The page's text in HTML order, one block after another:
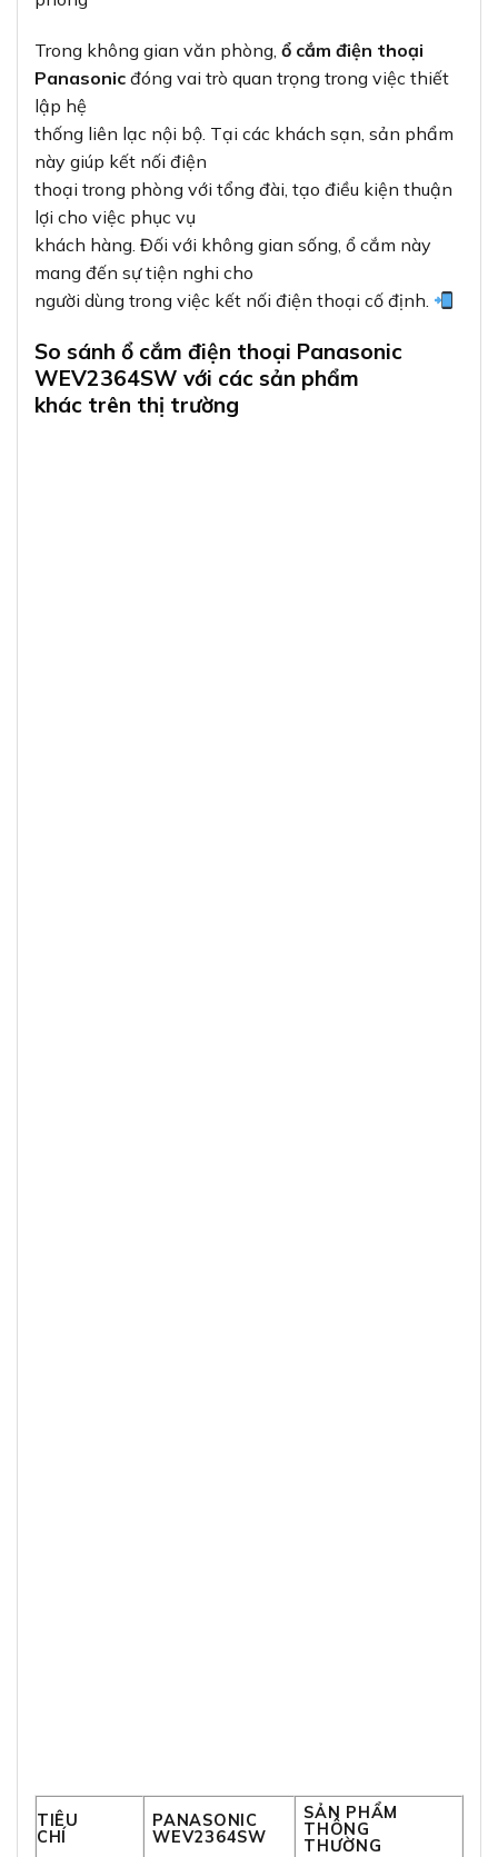
Trong không gian văn phòng, ổ cắm điện thoại
Panasonic đóng vai trò quan trọng trong việc thiết
lập hệ
thống liên lạc nội bộ. Tại các khách sạn, sản phẩm
này giúp kết nối điện
thoại trong phòng với tổng đài, tạo điều kiện thuận
lợi cho việc phục vụ
khách hàng. Đối với không gian sống, ổ cắm này
mang đến sự tiện nghi cho
người dùng trong việc kết nối điện thoại cố định.
So sánh ổ cắm điện thoại Panasonic
WEV2364SW với các sản phẩm
khác trên thị trường
TIÊU
CHÍ
PANASONIC
WEV2364SW
SẢN PHẨM
THÔNG
THƯỜNG